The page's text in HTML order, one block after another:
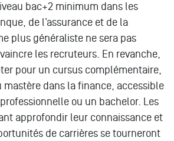
bac+2 minimum dans les
de l’assurance et de la
plus généraliste ne sera pas
les recruteurs. En revanche,
pour un cursus complémentaire,
mastère dans la finance, accessible
ou un bachelor. Les
approfondir leur connaissance et
de carrières se tourneront